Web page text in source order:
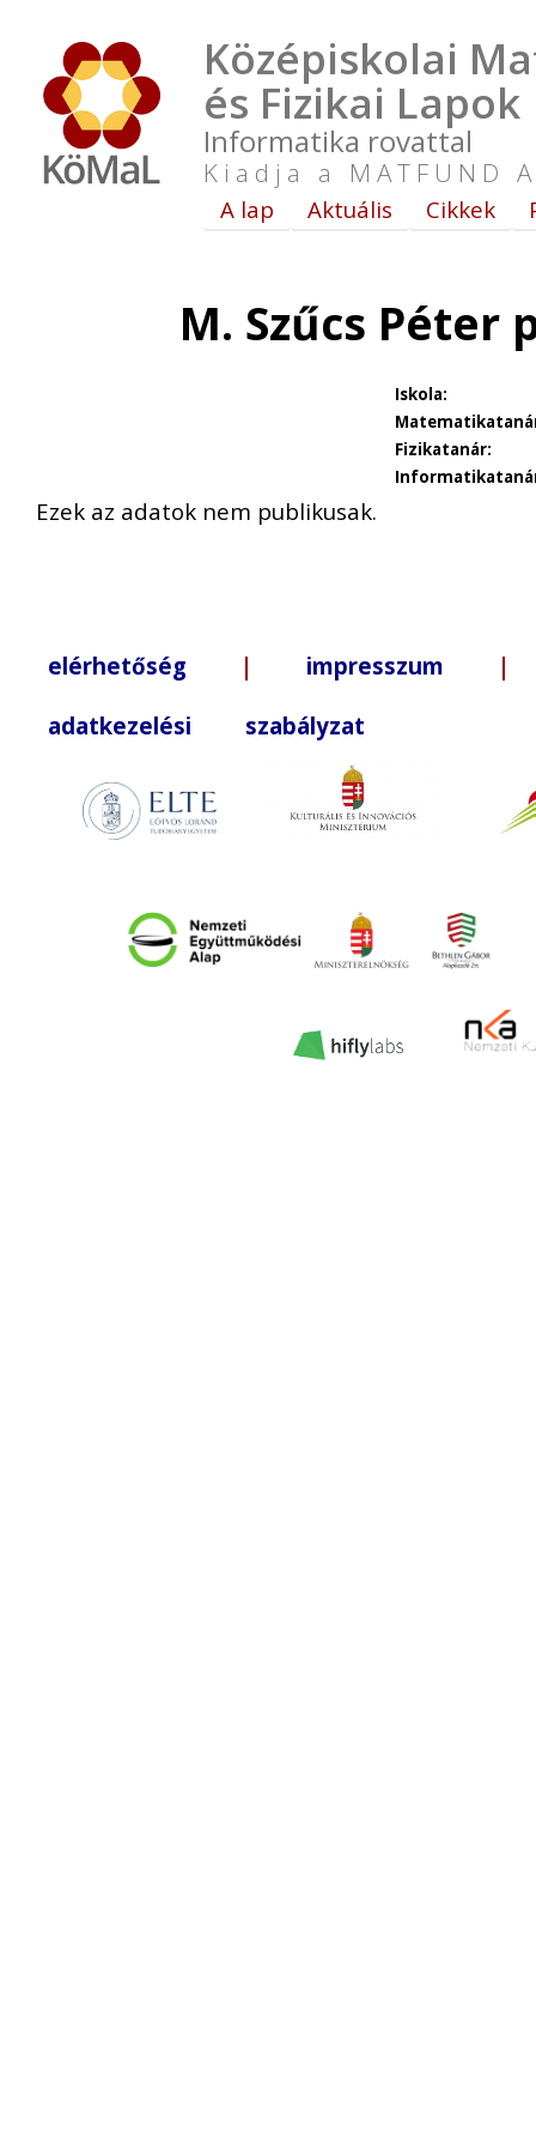
Középiskolai
és Fizikai Lapok
Informatika rovattal
Kiadja a MATFUND
A lap Aktuális Cikkek
M. Szűcs Péter
Iskola:
Fizikatanár:
Ezek az adatok nem publikusak.
elérhetőség | impresszum |
adatkezelési szabályzat